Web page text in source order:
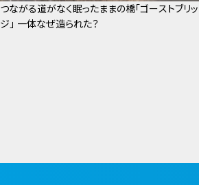
つながる道がなく眠ったままの橋「ゴーストブリッ
ジ」 一体なぜ造られた？